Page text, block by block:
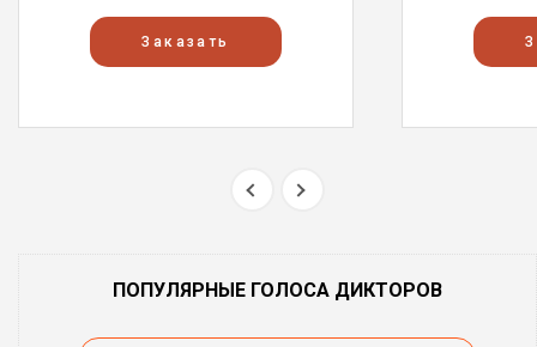
Заказать
ПОПУЛЯРНЫЕ ГОЛОСА ДИКТОРОВ